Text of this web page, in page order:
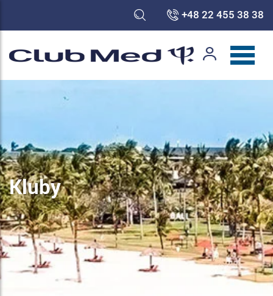
+48 22 455 38 38
Kluby